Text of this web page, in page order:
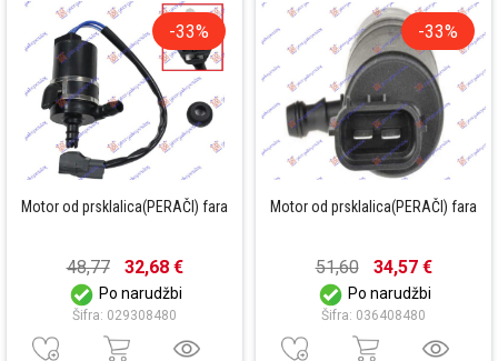
-33%
Motor od prsklalica(PERAČI) fara
48,77 32,68 €
Po narudžbi
Šifra: 029308480
-33%
Motor od prsklalica(PERAČI) fara
51,60 34,57 €
Po narudžbi
Šifra: 036408480